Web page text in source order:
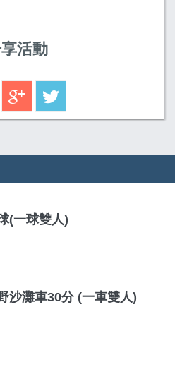
活動
(一球雙人)
沙灘車30分 (一車雙人)